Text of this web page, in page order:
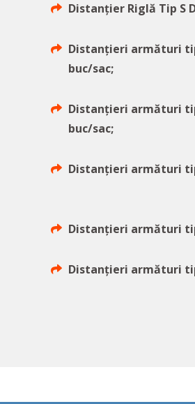
Distanțier Riglă Tip S
Distanțieri armături
buc/sac;
Distanțieri armături
buc/sac;
Distanțieri armături
Distanțieri armături
Distanțieri armături